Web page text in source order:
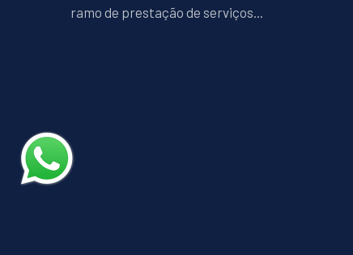
ramo de prestação de serviços...